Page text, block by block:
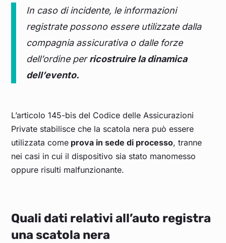
In caso di incidente, le informazioni
registrate possono essere utilizzate dalla
compagnia assicurativa o dalle forze
dell’ordine perricostruire la dinamica
dell’evento.
L’articolo 145-bis del Codice delle Assicurazioni
Private stabilisce che la scatola nera può essere
utilizzata come prova in sede di processo, tranne
nei casi in cui il dispositivo sia stato manomesso
oppure risulti malfunzionante.
Quali dati relativi all’auto registra
una scatola nera